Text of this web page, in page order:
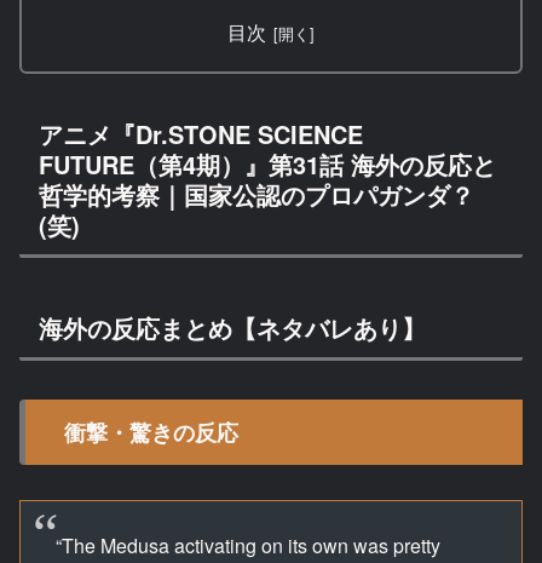
目次
アニメ『Dr.STONE SCIENCE
FUTURE（第4期）』第31話 海外の反応と
哲学的考察｜国家公認のプロパガンダ？
(笑)
海外の反応まとめ【ネタバレあり】
衝撃・驚きの反応
“The Medusa activating on its own was pretty